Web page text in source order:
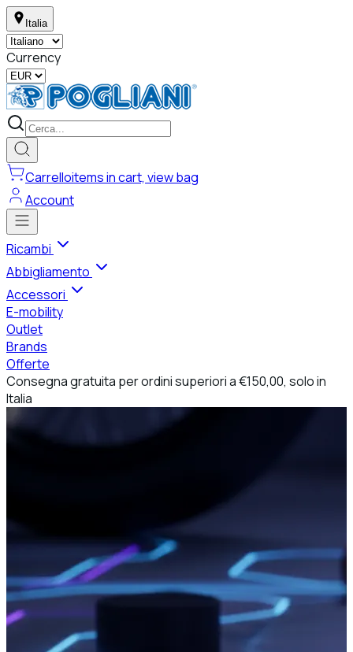
Italia
Currency
Carrelloitems in cart, view bag
Account
Ricambi
Abbigliamento
Accessori
E-mobility
Outlet
Brands
Offerte
Consegna gratuita per ordini superiori a €150,00, solo in
Italia